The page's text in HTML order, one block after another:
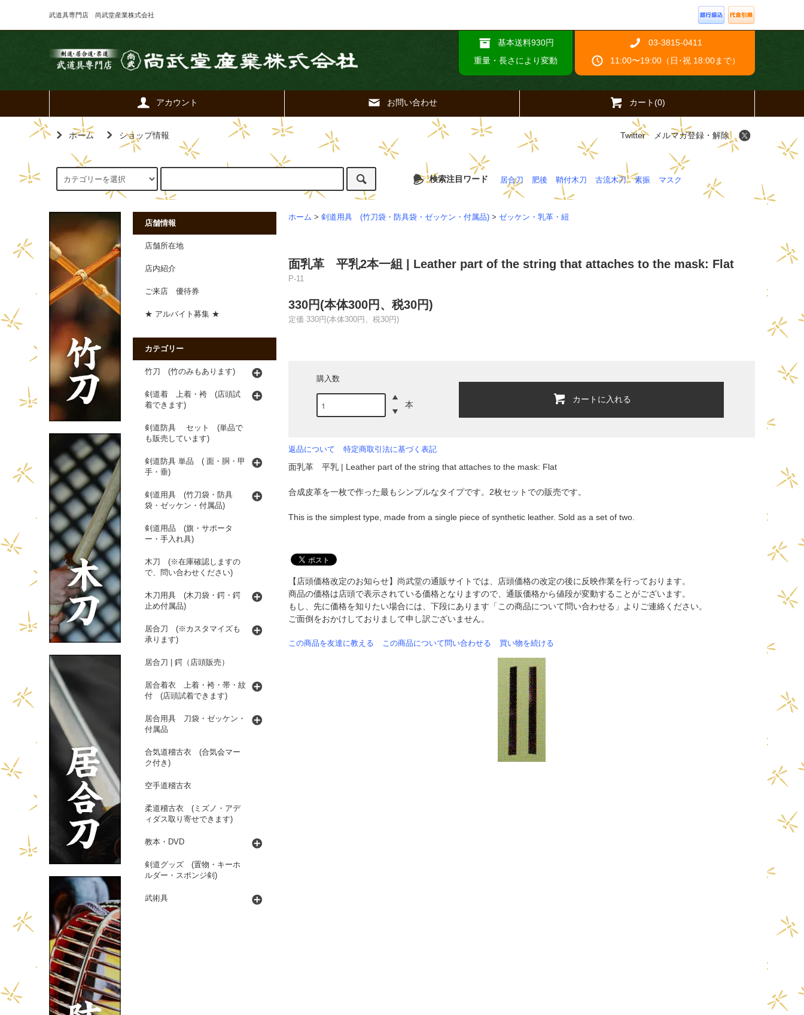
武道具専門店 尚武堂産業株式会社
基本送料930円
重量・長さにより変動
03-3815-0411
11:00〜19:00（日･祝 18:00まで）
アカウント お問い合わせ カート(0)
ホーム ショップ情報 Twitter メルマガ登録・解除
検索注目ワード 居合刀 肥後 鞘付木刀 古流木刀 素振 マスク
ホーム > 剣道用具 (竹刀袋・防具袋・ゼッケン・付属品) > ゼッケン・乳革・紐
面乳革 平乳2本一組 | Leather part of the string that attaches to the mask: Flat
P-11
330円(本体300円、税30円)
定価 330円(本体300円、税30円)
購入数
本 カートに入れる
返品について 特定商取引法に基づく表記
面乳革 平乳 | Leather part of the string that attaches to the mask: Flat
合成皮革を一枚で作った最もシンプルなタイプです。2枚セットでの販売です。
This is the simplest type, made from a single piece of synthetic leather. Sold as a set of two.
【店頭価格改定のお知らせ】尚武堂の通販サイトでは、店頭価格の改定の後に反映作業を行っております。
商品の価格は店頭で表示されている価格となりますので、通販価格から値段が変動することがございます。
もし、先に価格を知りたい場合には、下段にあります「この商品について問い合わせる」よりご連絡ください。
ご面倒をおかけしておりまして申し訳ございません。
この商品を友達に教える この商品について問い合わせる 買い物を続ける
店舗情報
店舗所在地
店内紹介
ご来店 優待券
★ アルバイト募集 ★
カテゴリー
竹刀 (竹のみもあります)
剣道着 上着・袴 (店頭試
着できます)
剣道防具 セット (単品で
も販売しています)
剣道防具 単品 ( 面・胴・甲
手・垂)
剣道用具 (竹刀袋・防具
袋・ゼッケン・付属品)
剣道用品 (旗・サポータ
ー・手入れ具)
木刀 (※在庫確認しますの
で、問い合わせください)
木刀用具 (木刀袋・鍔・鍔
止め付属品)
居合刀 (※カスタマイズも
承ります)
居合刀 | 鍔（店頭販売）
居合着衣 上着・袴・帯・紋
付 (店頭試着できます)
居合用具 刀袋・ゼッケン・
付属品
合気道稽古衣 (合気会マー
ク付き)
空手道稽古衣
柔道稽古衣 (ミズノ・アデ
ィダス取り寄せできます)
教本・DVD
剣道グッズ (置物・キーホ
ルダー・スポンジ剣)
武術具